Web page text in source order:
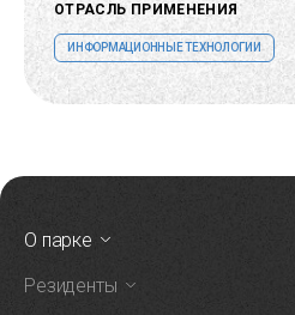
ОТРАСЛЬ ПРИМЕНЕНИЯ
ИНФОРМАЦИОННЫЕ ТЕХНОЛОГИИ
О парке
Резиденты